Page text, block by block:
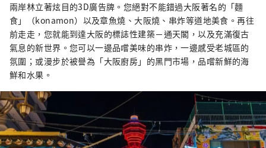
兩岸林立著炫目的3D廣告牌。您絕對不能錯過大阪著名的「麵
食」（konamon）以及章魚燒、大阪燒、串炸等道地美食。再往
前走走，您就能到達大阪的標誌性建築－通天閣，以及充滿復古
氣息的新世界。您可以一邊品嚐美味的串炸，一邊感受老城區的
氛圍；或漫步於被譽為「大阪廚房」的黑門市場，品嚐新鮮的海
鮮和水果。